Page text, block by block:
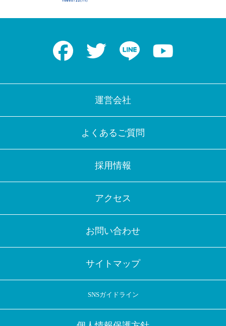
Facebook Twitter LINE
運営会社
よくあるご質問
採用情報
アクセス
お問い合わせ
サイトマップ
SNSガイドライン